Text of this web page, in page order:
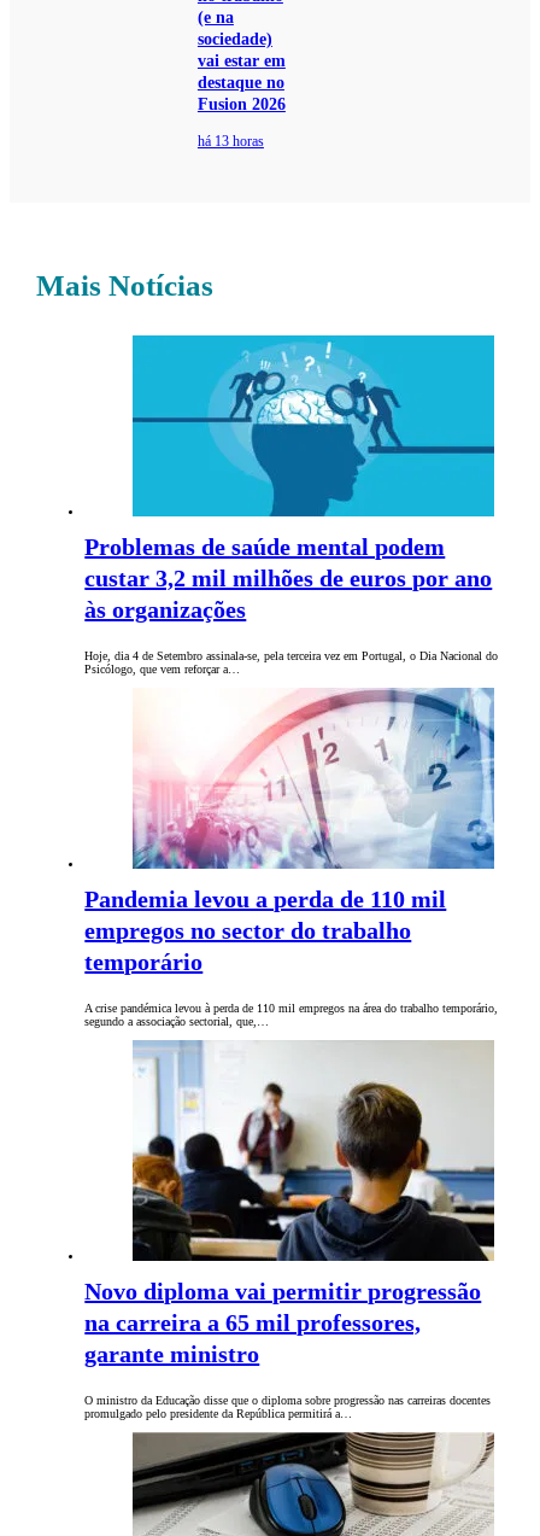
(e na
sociedade)
vai estar em
destaque no
Fusion 2026
há 13 horas
Mais Notícias
Problemas de saúde mental podem
custar 3,2 mil milhões de euros por ano
às organizações
Hoje, dia 4 de Setembro assinala-se, pela terceira vez em Portugal, o Dia Nacional do
Psicólogo, que vem reforçar a…
Pandemia levou a perda de 110 mil
empregos no sector do trabalho
temporário
A crise pandémica levou à perda de 110 mil empregos na área do trabalho temporário,
segundo a associação sectorial, que,…
Novo diploma vai permitir progressão
na carreira a 65 mil professores,
garante ministro
O ministro da Educação disse que o diploma sobre progressão nas carreiras docentes
promulgado pelo presidente da República permitirá a…